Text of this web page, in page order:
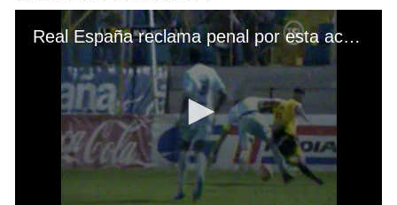
Real España reclama penal por esta acción contra Bryan Acosta